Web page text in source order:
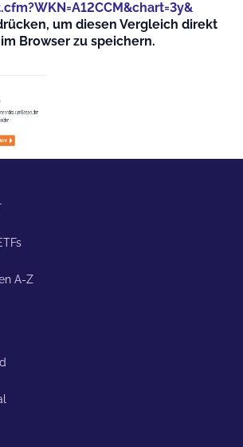
um diesen Vergleich direkt
Browser zu speichern.
A-Z